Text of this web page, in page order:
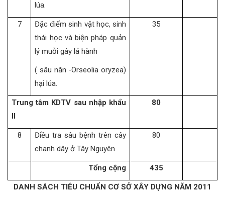
lúa.
7
Đặc điểm sinh vật học, sinh
thái học và biện pháp quản
lý muỗi gây lá hành
( sâu năn -Orseolia oryzea)
hại lúa.
35
Trung tâm KDTV sau nhập khẩu
II
80
8
Điều tra sâu bệnh trên cây
chanh dây ở Tây Nguyên
80
Tổng cộng 435
DANH SÁCH TIÊU CHUẨN CƠ SỞ XÂY DỰNG NĂM 2011